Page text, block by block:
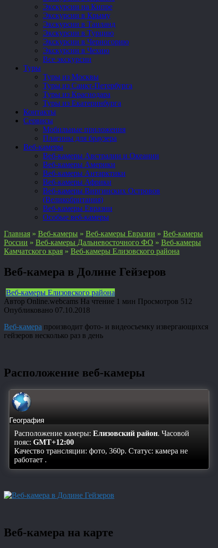
Экскурсии на Кипре
Экскурсии в Крыму
Экскурсии в Таиланд
Экскурсии в Турцию
Экскурсии в Черногорию
Экскурсии в Чехию
Все экскурсии
Туры
Туры из Москвы
Туры из Санкт-Петербурга
Туры из Краснодара
Туры из Екатеринбурга
Контакты
Сервисы
Мобильные приложения
Плагины для браузера
Веб-камеры
Веб-камеры Австралии и Океании
Веб-камеры Америки
Веб-камеры Антарктики
Веб-камеры Африки
Веб-камеры Виргинских Островов
(Великобритания)
Веб-камеры Евразии
Особые веб-камеры
Главная » Веб-камеры » Веб-камеры Евразии » Веб-камеры
России » Веб-камеры Дальневосточного ФО » Веб-камеры
Камчатского края » Веб-камеры Елизовского района
Веб-камера в Долине Гейзеров
Веб-камеры Елизовского района
Автор Online.webcams На чтение 1 мин Просмотров 512
Опубликовано 07.10.2018
Веб-камера производит фото- и видеосъемку извергающихся
гейзеров несколько раз в день
Расположение веб-камеры
География
Расположение камеры: Елизовский район. Часовой
пояс: GMT+12:00
Качество трансляции: фото, 360p. Статус: камера не
работает .
Веб-камера на карте